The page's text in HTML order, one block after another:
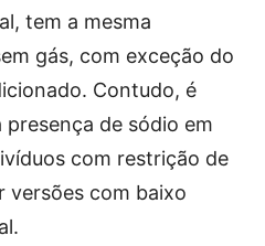
tem a mesma
gás, com exceção do
Contudo, é
de sódio em
com restrição de
versões com baixo